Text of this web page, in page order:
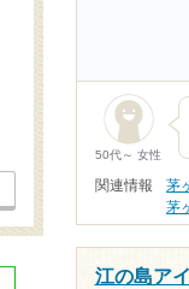
50代～ 女性
関連情報 茅
茅
江の島ア